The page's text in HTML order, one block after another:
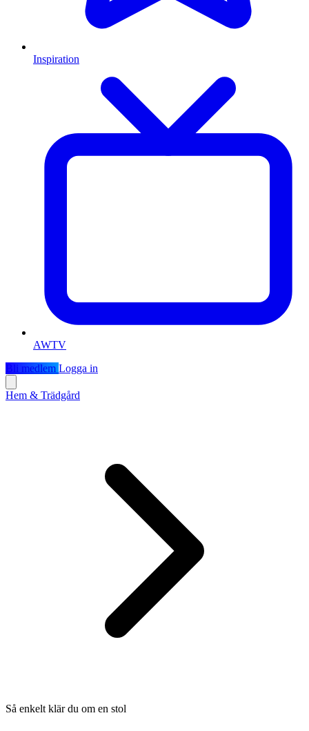
Inspiration
AWTV
Bli medlem Logga in
Hem & Trädgård
Så enkelt klär du om en stol